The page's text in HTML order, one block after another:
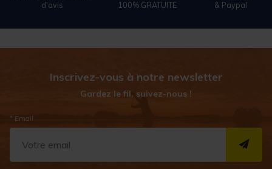
d'avis
100% GRATUITE
& Paypal
Inscrivez-vous à notre newsletter
Gardez le fil, suivez-nous !
* Email